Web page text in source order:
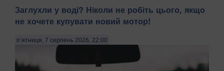
Заглухли у воді? Ніколи не робіть цього, якщо
не хочете купувати новий мотор!
п’ятниця, 7 серпень 2026, 22:00